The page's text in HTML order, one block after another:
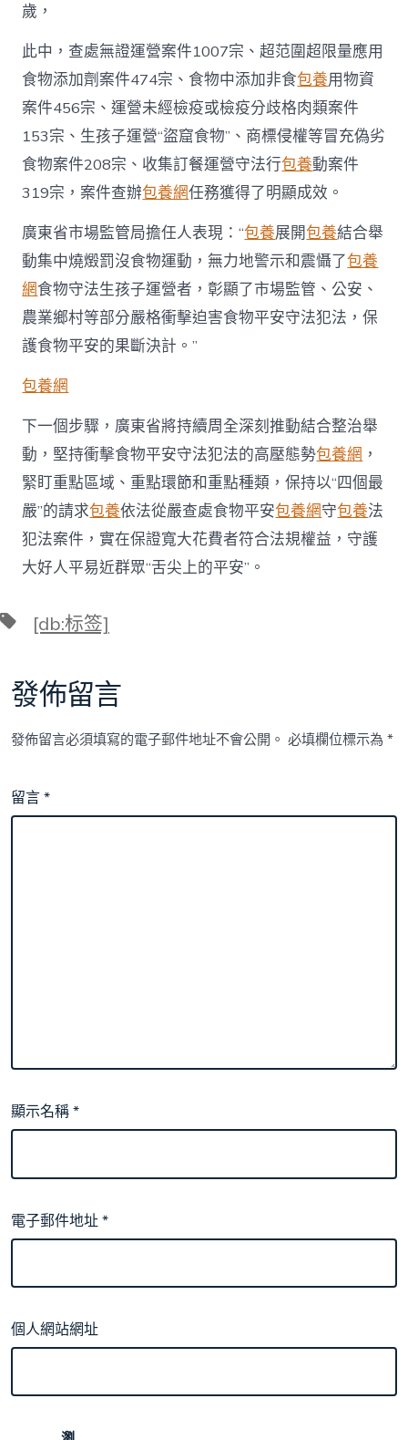
歲，
此中，查處無證運營案件1007宗、超范圍超限量應用
食物添加劑案件474宗、食物中添加非食包養用物資
案件456宗、運營未經檢疫或檢疫分歧格肉類案件
153宗、生孩子運營“盜窟食物”、商標侵權等冒充偽劣
食物案件208宗、收集訂餐運營守法行包養動案件
319宗，案件查辦包養網任務獲得了明顯成效。
廣東省市場監管局擔任人表現：“包養展開包養結合舉
動集中燒燬罰沒食物運動，無力地警示和震懾了包養
網食物守法生孩子運營者，彰顯了市場監管、公安、
農業鄉村等部分嚴格衝擊迫害食物平安守法犯法，保
護食物平安的果斷決計。”
包養網
下一個步驟，廣東省將持續周全深刻推動結合整治舉
動，堅持衝擊食物平安守法犯法的高壓態勢包養網 ，
緊盯重點區域、重點環節和重點種類，保持以“四個最
嚴”的請求包養依法從嚴查處食物平安包養網守包養法
犯法案件，實在保證寬大花費者符合法規權益，守護
大好人平易近群眾“舌尖上的平安”。
標 [db:标签]
發佈留言
發佈留言必須填寫的電子郵件地址不會公開。 必填欄位標示為*
留言*
顯示名稱*
電子郵件地址*
個人網站網址